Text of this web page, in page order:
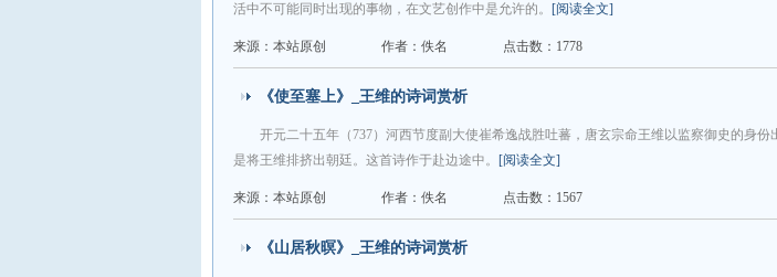
活中不可能同时出现的事物，在文艺创作中是允许的。 [阅读全文]
来源：本站原创 作者：佚名 点击数：1778
《使至塞上》_王维的诗词赏析
开元二十五年（737）河西节度副大使崔希逸战胜吐蕃，唐玄宗命王维以监察御史的身
是将王维排挤出朝廷。这首诗作于赴边途中。 [阅读全文]
来源：本站原创 作者：佚名 点击数：1567
《山居秋暝》_王维的诗词赏析